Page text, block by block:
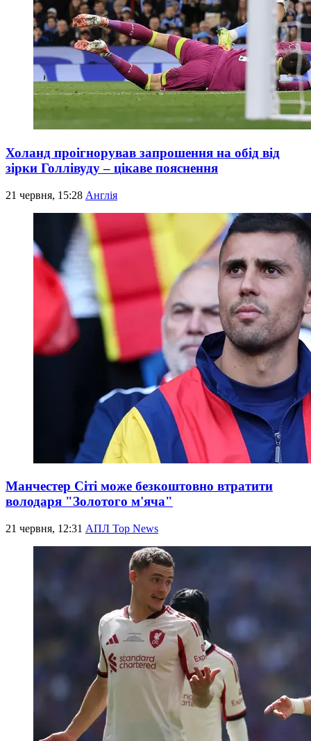
Холанд проігнорував запрошення на обід від
зірки Голлівуду – цікаве пояснення
21 червня, 15:28 Англія
Манчестер Сіті може безкоштовно втратити
володаря "Золотого м'яча"
21 червня, 12:31 АПЛ Top News